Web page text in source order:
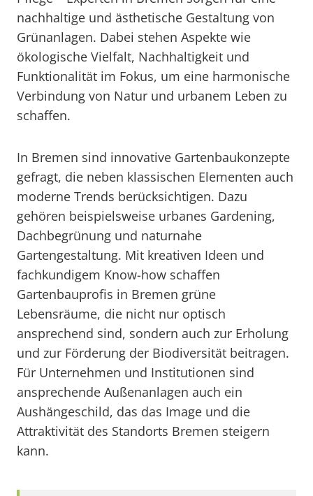
nachhaltige und ästhetische Gestaltung von
Grünanlagen. Dabei stehen Aspekte wie
ökologische Vielfalt, Nachhaltigkeit und
Funktionalität im Fokus, um eine harmonische
Verbindung von Natur und urbanem Leben zu
schaffen.
In Bremen sind innovative Gartenbaukonzepte
gefragt, die neben klassischen Elementen auch
moderne Trends berücksichtigen. Dazu
gehören beispielsweise urbanes Gardening,
Dachbegrünung und naturnahe
Gartengestaltung. Mit kreativen Ideen und
fachkundigem Know-how schaffen
Gartenbauprofis in Bremen grüne
Lebensräume, die nicht nur optisch
ansprechend sind, sondern auch zur Erholung
und zur Förderung der Biodiversität beitragen.
Für Unternehmen und Institutionen sind
ansprechende Außenanlagen auch ein
Aushängeschild, das das Image und die
Attraktivität des Standorts Bremen steigern
kann.